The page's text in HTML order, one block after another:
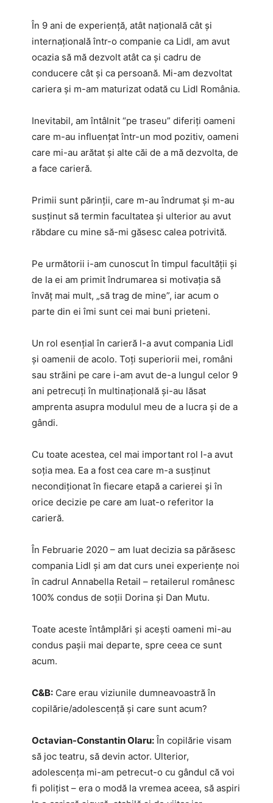
În 9 ani de experiență, atât națională cât și
internațională într-o companie ca Lidl, am avut
ocazia să mă dezvolt atât ca și cadru de
conducere cât și ca persoană. Mi-am dezvoltat
cariera și m-am maturizat odată cu Lidl România.
Inevitabil, am întâlnit “pe traseu” diferiți oameni
care m-au influențat într-un mod pozitiv, oameni
care mi-au arătat și alte căi de a mă dezvolta, de
a face carieră.
Primii sunt părinții, care m-au îndrumat și m-au
susținut să termin facultatea și ulterior au avut
răbdare cu mine să-mi găsesc calea potrivită.
Pe următorii i-am cunoscut în timpul facultății și
de la ei am primit îndrumarea si motivația să
învăț mai mult, „să trag de mine”, iar acum o
parte din ei îmi sunt cei mai buni prieteni.
Un rol esențial în carieră l-a avut compania Lidl
și oamenii de acolo. Toți superiorii mei, români
sau străini pe care i-am avut de-a lungul celor 9
ani petrecuți în multinațională și-au lăsat
amprenta asupra modulul meu de a lucra și de a
gândi.
Cu toate acestea, cel mai important rol l-a avut
soția mea. Ea a fost cea care m-a susținut
necondiționat în fiecare etapă a carierei și în
orice decizie pe care am luat-o referitor la
carieră.
În Februarie 2020 – am luat decizia sa părăsesc
compania Lidl și am dat curs unei experiențe noi
în cadrul Annabella Retail – retailerul românesc
100% condus de soții Dorina și Dan Mutu.
Toate aceste întâmplări și acești oameni mi-au
condus pașii mai departe, spre ceea ce sunt
acum.
C&B: Care erau viziunile dumneavoastră în
copilărie/adolescență și care sunt acum?
Octavian-Constantin Olaru: În copilărie visam
să joc teatru, să devin actor. Ulterior,
adolescența mi-am petrecut-o cu gândul că voi
fi polițist – era o modă la vremea aceea, să aspiri